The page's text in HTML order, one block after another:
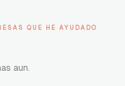
QUE HE AYUDADO
aun.